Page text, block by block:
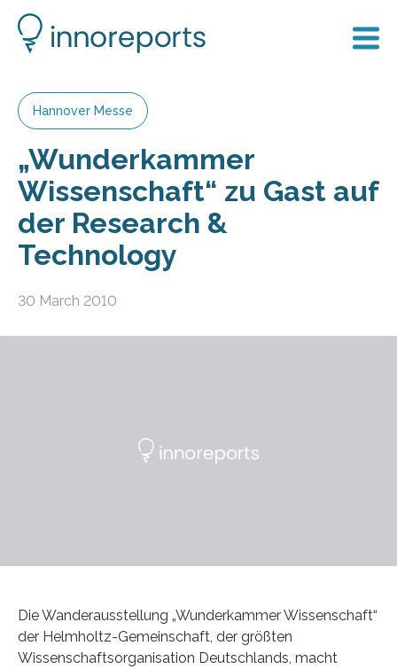
Hannover Messe
„Wunderkammer
Wissenschaft“ zu Gast auf
der Research &
Technology
30 March 2010
Die Wanderausstellung „Wunderkammer Wissenschaft“
der Helmholtz-Gemeinschaft, der größten
Wissenschaftsorganisation Deutschlands, macht